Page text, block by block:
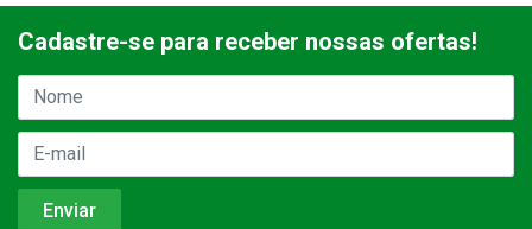
Cadastre-se para receber nossas ofertas!